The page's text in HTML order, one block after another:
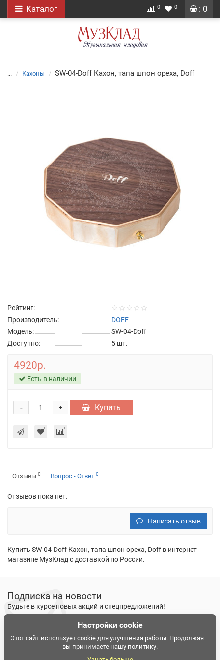
: 0
Каталог 0 0
... Кахоны SW-04-Doff Кахон, тапа шпон ореха, Doff
Рейтинг:
Производитель:
DOFF
Модель:
SW-04-Doff
Доступно:
5 шт.
4920р.
Есть в наличии
+
- Купить
Отзывы 0 Вопрос - Ответ 0
Отзывов пока нет.
Написать отзыв
Купить SW-04-Doff Кахон, тапа шпон ореха, Doff в интернет-
магазине МузКлад с доставкой по России.
Подписка на новости
Будьте в курсе новых акций и спецпредложений!
Подписаться
Ознакомлен и согласен с условиями политики
конфиденциальности
Настройки cookie
Этот сайт использует cookie для улучшения работы. Продолжая —
вы принимаете нашу политику.